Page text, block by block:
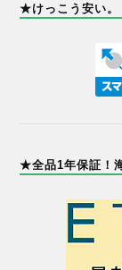
★けっこう安い。
★全品1年保証！